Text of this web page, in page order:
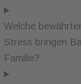
Welche
Stress bringen
Familie?